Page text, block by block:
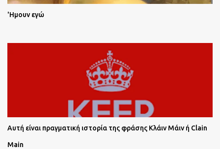
'Ημουν εγώ
Αυτή είναι πραγματική ιστορία της φράσης Κλάιν Μάιν ή Clain
Main